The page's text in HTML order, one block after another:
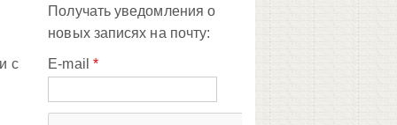
с
Получать уведомления о
новых записях на почту:
E-mail *